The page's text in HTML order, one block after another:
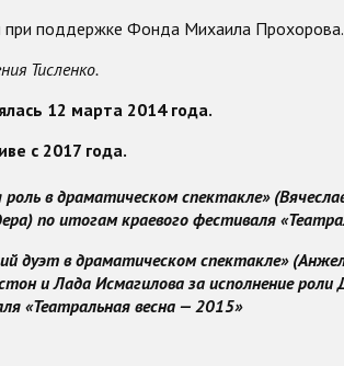
при поддержке Фонда Михаила Прохорова.
Тисленко.
12 марта 2014 года.
с 2017 года.
в драматическом спектакле»
по итогам краевого фестиваля
дуэт в драматическом спектакле»
и Лада Исмагилова за исполнение роли
«Театральная весна — 2015»